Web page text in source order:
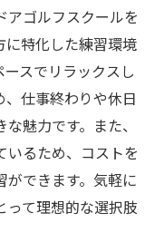
アゴルフスクールを
に特化した練習環境
スでリラックスし
、仕事終わりや休日
魅力です。また、
いるため、コストを
できます。気軽に
って理想的な選択肢